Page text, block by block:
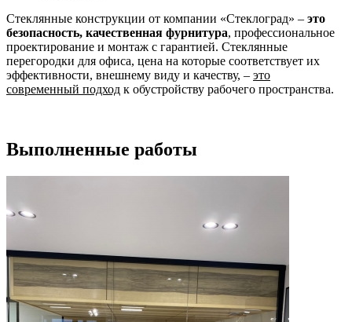
Стеклянные конструкции от компании «Стеклоград» – это
безопасность, качественная фурнитура, профессиональное
проектирование и монтаж с гарантией. Стеклянные
перегородки для офиса, цена на которые соответствует их
эффективности, внешнему виду и качеству, – это
современный подход к обустройству рабочего пространства.
Выполненные работы